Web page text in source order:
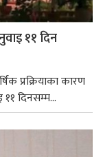
११ दिन
प्रक्रियाका कारण
दिनसम्म...